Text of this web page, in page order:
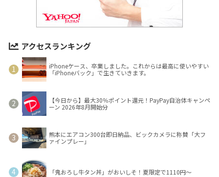
アクセスランキング
iPhoneケース、卒業しました。これからは最高に使いやすい
「iPhoneバック」で生きていきます。
【今日から】最大30％ポイント還元！PayPay自治体キャンペ
ーン 2026年8月開始分
熊本にエアコン300台即日納品、ビックカメラに称賛「大フ
ァインプレー」
「鬼おろし牛タン丼」がおいしそ！夏限定で1110円～